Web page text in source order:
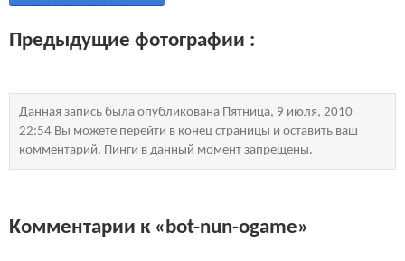
Предыдущие фотографии :
Данная запись была опубликована Пятница, 9 июля, 2010
22:54 Вы можете перейти в конец страницы и оставить ваш
комментарий. Пинги в данный момент запрещены.
Комментарии к «bot-nun-ogame»